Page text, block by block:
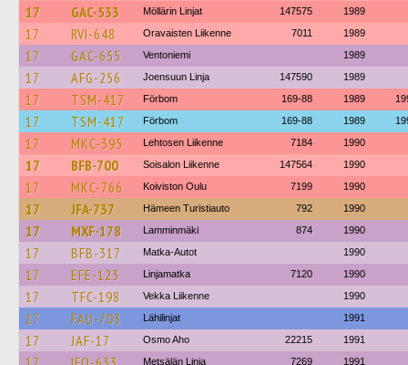
17 GAC-533 Möllärin Linjat 147575 1989
17 RVI-648 Oravaisten Liikenne 7011 1989
17 GAC-655 Ventoniemi 1989
17 AFG-256 Joensuun Linja 147590 1989
17 TSM-417 Förbom 169-88 1989
17 TSM-417 Förbom 169-88 1989
17 MKC-395 Lehtosen Liikenne 7184 1990
17 BFB-700 Soisalon Liikenne 147564 1990
17 MKC-766 Koiviston Oulu 7199 1990
17 JFA-737 Hämeen Turistiauto 792 1990
17 MXF-178 Lamminmäki 874 1990
17 BFB-317 Matka-Autot 1990
17 EFE-123 Linjamatka 7120 1990
17 TFC-198 Vekka Liikenne 1990
17 FAU-703 Lähilinjat 1991
17 JAF-17 Osmo Aho 22215 1991
Metsälän Linja 7269 1991